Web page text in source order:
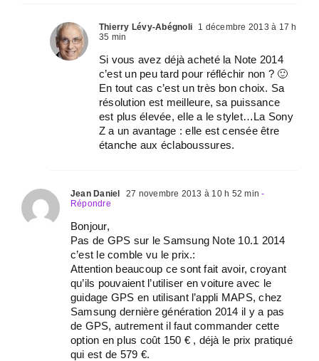
Thierry Lévy-Abégnoli
1 décembre 2013 à 17 h
35 min
Si vous avez déjà acheté la Note 2014
c’est un peu tard pour réfléchir non ? 🙂
En tout cas c’est un très bon choix. Sa
résolution est meilleure, sa puissance
est plus élevée, elle a le stylet…La Sony
Z a un avantage : elle est censée être
étanche aux éclaboussures.
Jean Daniel 27 novembre 2013 à 10 h 52 min -
Répondre
Bonjour,
Pas de GPS sur le Samsung Note 10.1 2014
c’est le comble vu le prix.:
Attention beaucoup ce sont fait avoir, croyant
qu’ils pouvaient l’utiliser en voiture avec le
guidage GPS en utilisant l’appli MAPS, chez
Samsung dernière génération 2014 il y a pas
de GPS, autrement il faut commander cette
option en plus coût 150 € , déjà le prix pratiqué
qui est de 579 €.